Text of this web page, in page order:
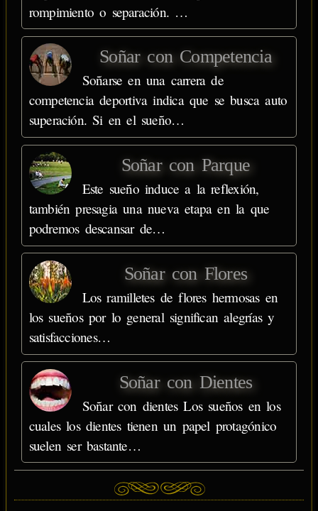
rompimiento o separación. …
Soñar con Competencia
Soñarse en una carrera de
competencia deportiva indica que se busca auto
superación. Si en el sueño…
Soñar con Parque
Este sueño induce a la reflexión,
también presagia una nueva etapa en la que
podremos descansar de…
Soñar con Flores
Los ramilletes de flores hermosas en
los sueños por lo general significan alegrías y
satisfacciones…
Soñar con Dientes
Soñar con dientes Los sueños en los
cuales los dientes tienen un papel protagónico
suelen ser bastante…